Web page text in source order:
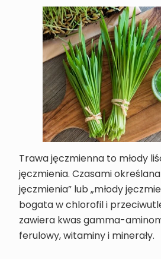
Trawa jęczmienna to młody
jęczmienia. Czasami
jęczmienia” lub „młody
bogata w chlorofil i
zawiera kwas gamma-
ferulowy, witaminy i minerały.